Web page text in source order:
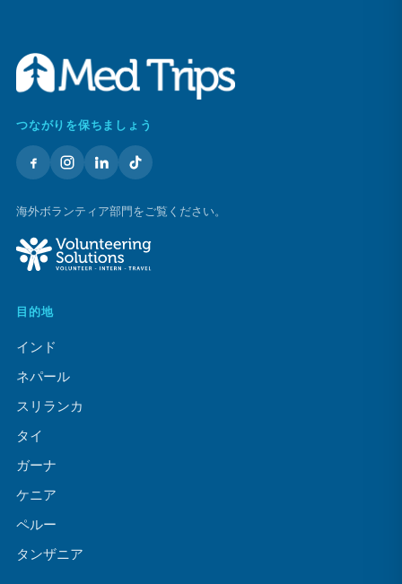
つながりを保ちましょう
海外ボランティア部門をご覧ください。
目的地
インド
ネパール
スリランカ
タイ
ガーナ
ケニア
ペルー
タンザニア